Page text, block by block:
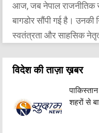
आज, जब नेपाल राजनीतिक
बागडोर सौंपी गई है। उनकी
स्वतंत्रता और साहसिक
विदेश की ताज़ा ख़बर
शहरों से